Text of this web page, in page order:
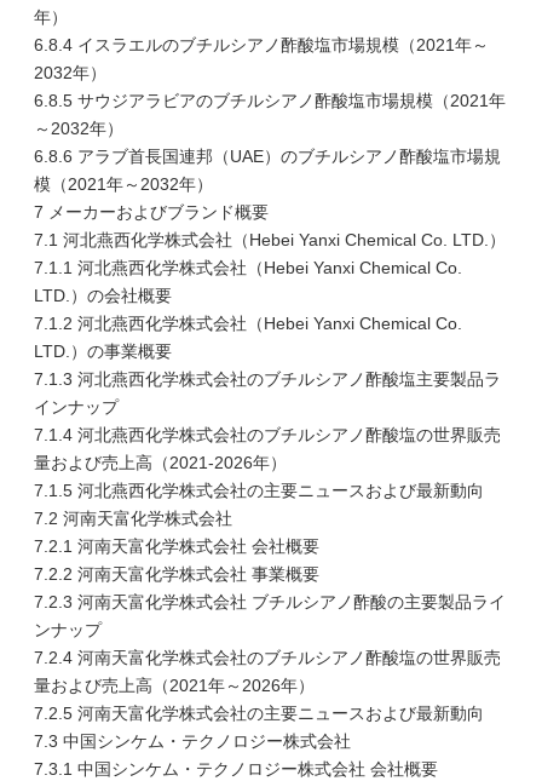
年）
6.8.4 イスラエルのブチルシアノ酢酸塩市場規模（2021年～
2032年）
6.8.5 サウジアラビアのブチルシアノ酢酸塩市場規模（2021年
～2032年）
6.8.6 アラブ首長国連邦（UAE）のブチルシアノ酢酸塩市場規
模（2021年～2032年）
7 メーカーおよびブランド概要
7.1 河北燕西化学株式会社（Hebei Yanxi Chemical Co. LTD.）
7.1.1 河北燕西化学株式会社（Hebei Yanxi Chemical Co.
LTD.）の会社概要
7.1.2 河北燕西化学株式会社（Hebei Yanxi Chemical Co.
LTD.）の事業概要
7.1.3 河北燕西化学株式会社のブチルシアノ酢酸塩主要製品ラ
インナップ
7.1.4 河北燕西化学株式会社のブチルシアノ酢酸塩の世界販売
量および売上高（2021-2026年）
7.1.5 河北燕西化学株式会社の主要ニュースおよび最新動向
7.2 河南天富化学株式会社
7.2.1 河南天富化学株式会社 会社概要
7.2.2 河南天富化学株式会社 事業概要
7.2.3 河南天富化学株式会社 ブチルシアノ酢酸の主要製品ライ
ンナップ
7.2.4 河南天富化学株式会社のブチルシアノ酢酸塩の世界販売
量および売上高（2021年～2026年）
7.2.5 河南天富化学株式会社の主要ニュースおよび最新動向
7.3 中国シンケム・テクノロジー株式会社
7.3.1 中国シンケム・テクノロジー株式会社 会社概要